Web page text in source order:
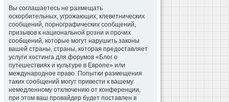
Вы соглашаетесь не размещать
оскорбительных, угрожающих, клеветнических
сообщений, порнографических сообщений,
призывов к национальной розни и прочих
сообщений, которые могут нарушить законы
вашей страны, страны, которая предоставляет
услуги хостинга для форумов «Блог о
путешествиях и культуре в Европе» или
международное право. Попытки размещения
таких сообщений могут привести к вашему
немедленному отключению от конференции,
при этом ваш провайдер будет поставлен в